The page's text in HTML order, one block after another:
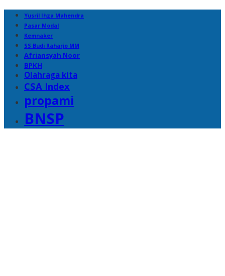
Yusril Ihza Mahendra
Pasar Modal
Kemnaker
SS Budi Raharjo MM
Afriansyah Noor
BPKH
Olahraga kita
CSA Index
propami
BNSP